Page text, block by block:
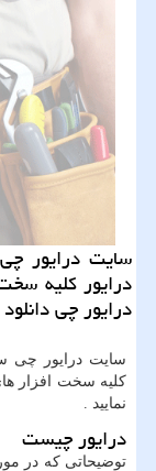
سایت درایور
درایور كلیه
درایور چی
سایت درایور
کلیه سخت افزار
نمایید .
درایور چیست
توضیحاتی که در